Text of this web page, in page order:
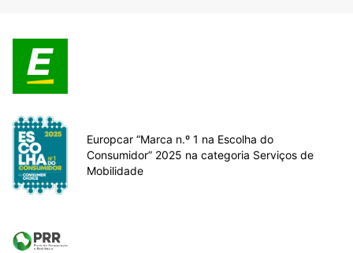
Europcar “Marca n.º 1 na Escolha do
Consumidor” 2025 na categoria Serviços de
Mobilidade